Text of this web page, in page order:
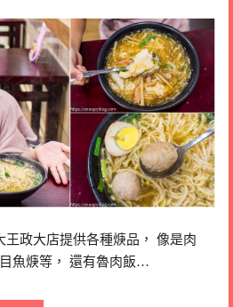
王政大店提供各種焿品， 像是肉
魚焿等， 還有魯肉飯…